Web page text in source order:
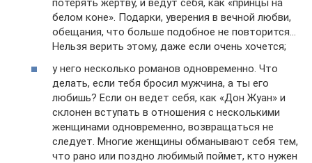
потерять жертву, и ведут себя, как «принцы на
белом коне». Подарки, уверения в вечной любви,
обещания, что больше подобное не повторится…
Нельзя верить этому, даже если очень хочется;
у него несколько романов одновременно. Что
делать, если тебя бросил мужчина, а ты его
любишь? Если он ведет себя, как «Дон Жуан» и
склонен вступать в отношения с несколькими
женщинами одновременно, возвращаться не
следует. Многие женщины обманывают себя тем,
что рано или поздно любимый поймет, кто нужен